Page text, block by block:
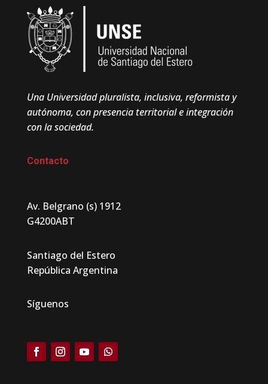
Una Universidad pluralista, inclusiva, reformista y
autónoma, con presencia territorial e integración
con la sociedad.
Contacto
Av. Belgrano (s) 1912
G4200ABT
Santiago del Estero
República Argentina
Síguenos